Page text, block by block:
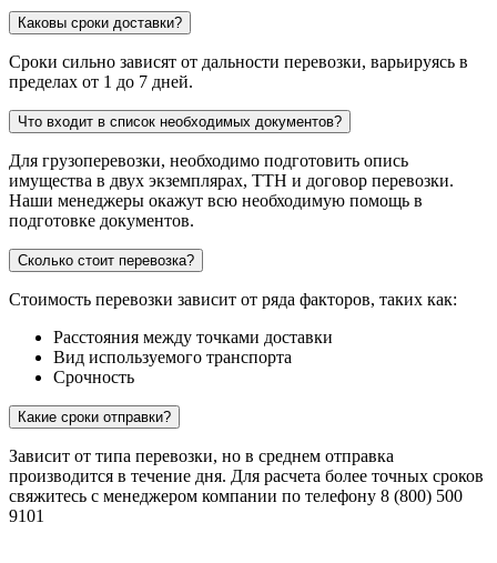
Каковы сроки доставки?
Сроки сильно зависят от дальности перевозки, варьируясь в
пределах от 1 до 7 дней.
Что входит в список необходимых документов?
Для грузоперевозки, необходимо подготовить опись
имущества в двух экземплярах, ТТН и договор перевозки.
Наши менеджеры окажут всю необходимую помощь в
подготовке документов.
Сколько стоит перевозка?
Стоимость перевозки зависит от ряда факторов, таких как:
Расстояния между точками доставки
Вид используемого транспорта
Срочность
Какие сроки отправки?
Зависит от типа перевозки, но в среднем отправка
производится в течение дня. Для расчета более точных сроков
свяжитесь с менеджером компании по телефону 8 (800) 500
9101